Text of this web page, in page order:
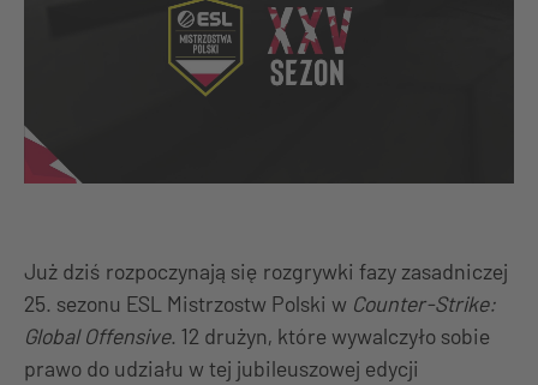
Już dziś rozpoczynają się rozgrywki fazy zasadniczej
25. sezonu ESL Mistrzostw Polski w Counter-Strike:
Global Offensive. 12 drużyn, które wywalczyło sobie
prawo do udziału w tej jubileuszowej edycji